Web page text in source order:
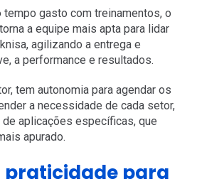
tempo gasto com treinamentos, o
a equipe mais apta para lidar
agilizando a entrega e
a performance e resultados.
tem autonomia para agendar os
a necessidade de cada setor,
aplicações específicas, que
apurado.
praticidade para